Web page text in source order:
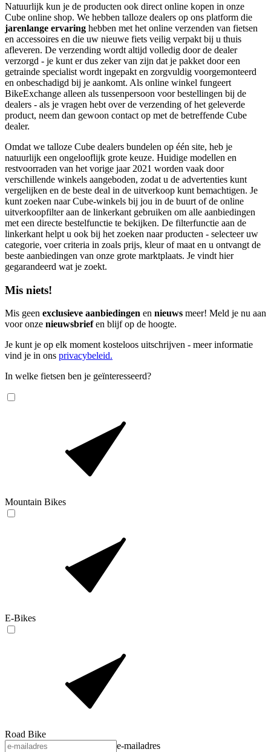
Natuurlijk kun je de producten ook direct online kopen in onze
Cube online shop. We hebben talloze dealers op ons platform die
jarenlange ervaring hebben met het online verzenden van fietsen
en accessoires en die uw nieuwe fiets veilig verpakt bij u thuis
afleveren. De verzending wordt altijd volledig door de dealer
verzorgd - je kunt er dus zeker van zijn dat je pakket door een
getrainde specialist wordt ingepakt en zorgvuldig voorgemonteerd
en onbeschadigd bij je aankomt. Als online winkel fungeert
BikeExchange alleen als tussenpersoon voor bestellingen bij de
dealers - als je vragen hebt over de verzending of het geleverde
product, neem dan gewoon contact op met de betreffende Cube
dealer.
Omdat we talloze Cube dealers bundelen op één site, heb je
natuurlijk een ongelooflijk grote keuze. Huidige modellen en
restvoorraden van het vorige jaar 2021 worden vaak door
verschillende winkels aangeboden, zodat u de advertenties kunt
vergelijken en de beste deal in de uitverkoop kunt bemachtigen. Je
kunt zoeken naar Cube-winkels bij jou in de buurt of de online
uitverkoopfilter aan de linkerkant gebruiken om alle aanbiedingen
met een directe bestelfunctie te bekijken. De filterfunctie aan de
linkerkant helpt u ook bij het zoeken naar producten - selecteer uw
categorie, voer criteria in zoals prijs, kleur of maat en u ontvangt de
beste aanbiedingen van onze grote marktplaats. Je vindt hier
gegarandeerd wat je zoekt.
Mis niets!
Mis geen exclusieve aanbiedingen en nieuws meer! Meld je nu aan
voor onze nieuwsbriefen blijf op de hoogte.
Je kunt je op elk moment kosteloos uitschrijven - meer informatie
vind je in ons privacybeleid.
In welke fietsen ben je geïnteresseerd?
Mountain Bikes
E-Bikes
Road Bike
e-mailadres